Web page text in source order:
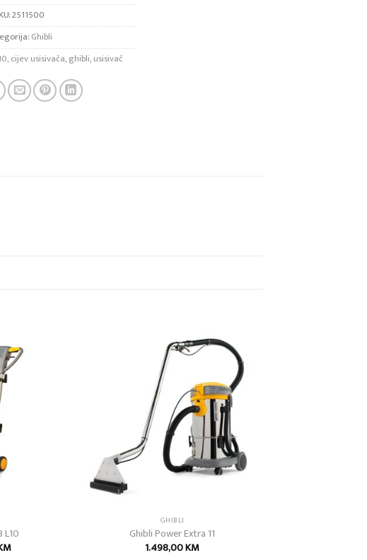
2511500
Ghibli
,cijev usisivača,ghibli,usisivač
L10
Add to
wishlist
GHIBLI
Ghibli Power Extra 11
1.498,00KM